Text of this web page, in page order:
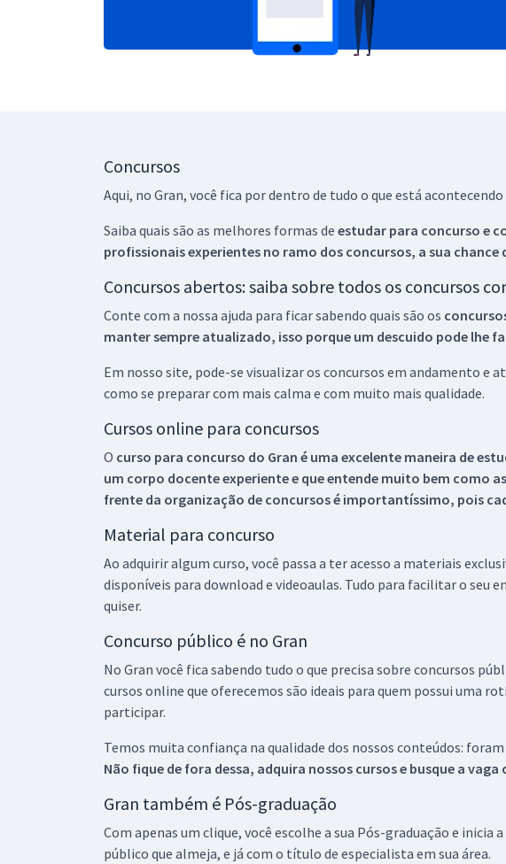
Concursos
Aqui, no Gran, você fica por dentro de tudo o que está
Saiba quais são as melhores formas de estudar para concurso e
profissionais experientes no ramo dos concursos, a sua chance
Concursos abertos: saiba sobre todos os concursos
Conte com a nossa ajuda para ficar sabendo quais são os
manter sempre atualizado, isso porque um descuido pode lhe
Em nosso site, pode-se visualizar os concursos em andamento e
como se preparar com mais calma e com muito mais qualidade.
Cursos online para concursos
O curso para concurso do Gran é uma excelente maneira de
um corpo docente experiente e que entende muito bem como
frente da organização de concursos é importantíssimo, pois
Material para concurso
Ao adquirir algum curso, você passa a ter acesso a materiais
disponíveis para download e videoaulas. Tudo para facilitar o seu
quiser.
Concurso público é no Gran
No Gran você fica sabendo tudo o que precisa sobre concursos
cursos online que oferecemos são ideais para quem possui uma
participar.
Temos muita confiança na qualidade dos nossos conteúdos:
Não fique de fora dessa, adquira nossos cursos e busque a
Gran também é Pós-graduação
Com apenas um clique, você escolhe a sua Pós-graduação e
público que almeja, e já com o título de especialista em sua área.